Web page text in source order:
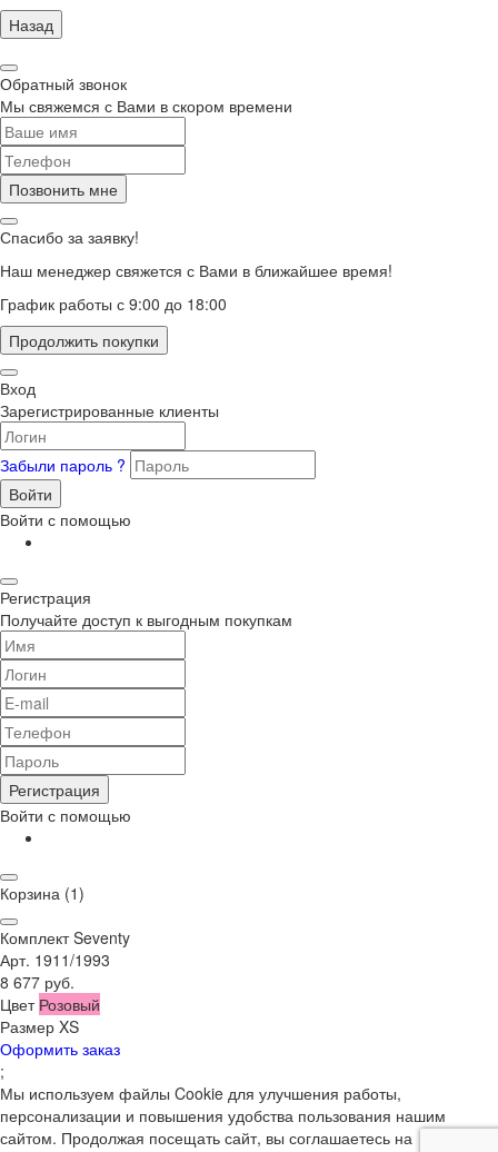
Назад
Обратный звонок
Мы свяжемся с Вами в скором времени
Позвонить мне
Спасибо за заявку!
Наш менеджер свяжется с Вами в ближайшее время!
График работы с 9:00 до 18:00
Продолжить покупки
Вход
Зарегистрированные клиенты
Забыли пароль ?
Войти
Войти с помощью
Регистрация
Получайте доступ к выгодным покупкам
Регистрация
Войти с помощью
Корзина (1)
Комплект Seventy
Арт. 1911/1993
8 677 руб.
Цвет Розовый
Размер XS
Оформить заказ
;
Мы используем файлы Cookie для улучшения работы,
персонализации и повышения удобства пользования нашим
сайтом. Продолжая посещать сайт, вы соглашаетесь на